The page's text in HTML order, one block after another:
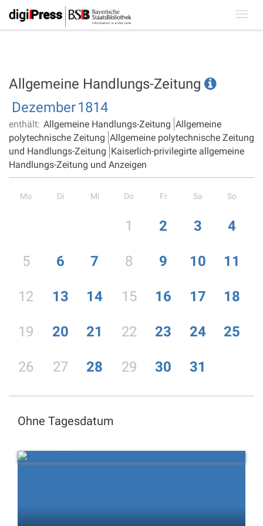
Allgemeine Handlungs-Zeitung
Dezember1814
enthält: Allgemeine Handlungs-Zeitung Allgemeine
polytechnische Zeitung Allgemeine polytechnische Zeitung
und Handlungs-Zeitung Kaiserlich-privilegirte allgemeine
Handlungs-Zeitung und Anzeigen
Mo Di Mi Do Fr Sa So
1 2 3 4
5 6 7 8 9 10 11
12 13 14 15 16 17 18
19 20 21 22 23 24 25
26 27 28 29 30 31
Ohne Tagesdatum